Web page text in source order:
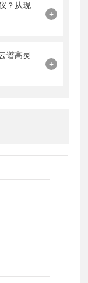
第三方检测机构如何选择在线红外水分仪？从现场快检需求看品牌与技术优势
+
一体式化学发光成像系统品牌推荐｜优云谱高灵敏制冷相机助力微弱信号捕捉
+